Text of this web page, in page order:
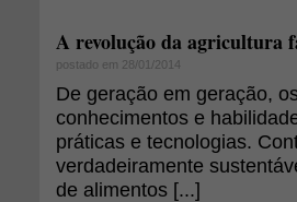
A revolução da agricultura
postado em 28/01/2014
De geração em geração,
conhecimentos e
práticas e tecnologias.
verdadeiramente
de alimentos [...]